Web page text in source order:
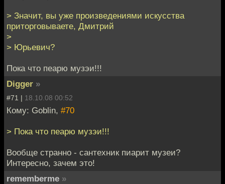
> Значит, вы уже произведениями искусства
приторговываете, Дмитрий
>
> Юрьевич?
Пока что пеарю музэи!!!
Digger »
#71 | 18.10.08 00:52
Кому: Goblin, #70
> Пока что пеарю музэи!!!
Вообще странно - сантехник пиарит музеи?
Интересно, зачем это!
rememberme »